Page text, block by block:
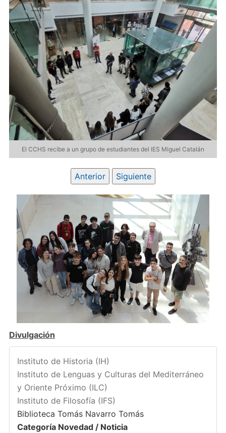
El CCHS recibe a un grupo de estudiantes del IES Miguel Catalán
Anterior Siguiente
Divulgación
Instituto de Historia (IH)
Instituto de Lenguas y Culturas del Mediterráneo
y Oriente Próximo (ILC)
Instituto de Filosofía (IFS)
Biblioteca Tomás Navarro Tomás
Categoría Novedad / Noticia